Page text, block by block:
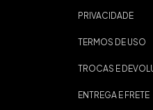
PRIVACIDADE
TERMOS DE USO
TROCAS E
ENTREGA E FRETE